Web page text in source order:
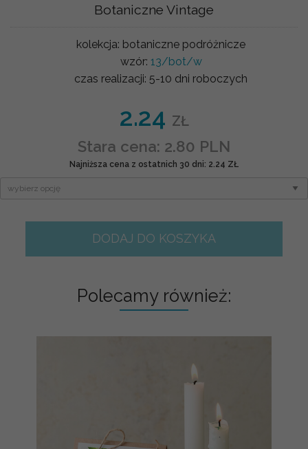
Botaniczne Vintage
kolekcja: botaniczne podróżnicze
wzór: 13/bot/w
czas realizacji: 5-10 dni roboczych
2.24 ZŁ
Stara cena: 2.80 PLN
Najniższa cena z ostatnich 30 dni: 2.24 ZŁ
DODAJ DO KOSZYKA
Polecamy również: